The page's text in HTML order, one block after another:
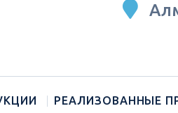
РЕАЛИЗОВАННЫЕ